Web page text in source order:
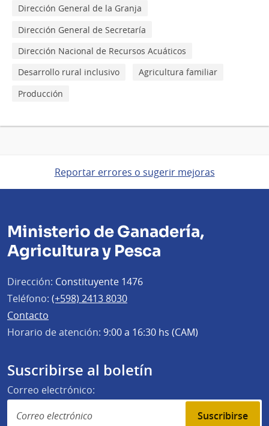
Dirección General de la Granja
Dirección General de Secretaría
Dirección Nacional de Recursos Acuáticos
Desarrollo rural inclusivo
Agricultura familiar
Producción
Reportar errores o sugerir mejoras
Ministerio de Ganadería,
Agricultura y Pesca
Dirección: Constituyente 1476
Teléfono: (+598) 2413 8030
Contacto
Horario de atención: 9:00 a 16:30 hs (CAM)
Suscribirse al boletín
Correo electrónico:
Suscribirse